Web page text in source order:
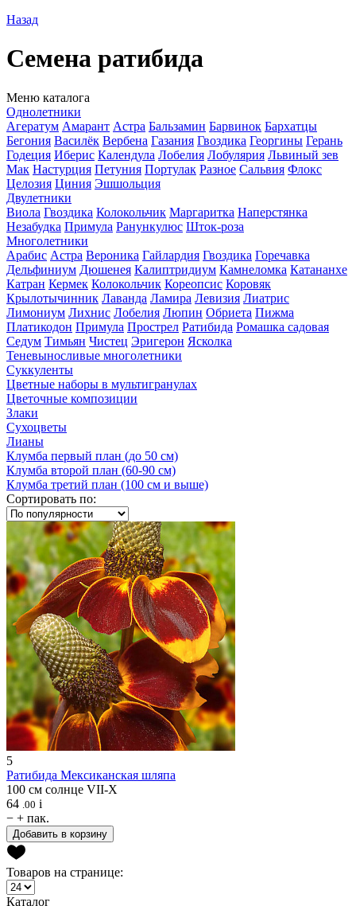
Назад
Семена ратибида
Меню каталога
Однолетники
Агератум Амарант Астра Бальзамин Барвинок Бархатцы
Бегония Василёк Вербена Газания Гвоздика Георгины Герань
Годеция Иберис Календула Лобелия Лобулярия Львиный зев
Мак Настурция Петуния Портулак Разное Сальвия Флокс
Целозия Циния Эшшольция
Двулетники
Виола Гвоздика Колокольчик Маргаритка Наперстянка
Незабудка Примула Ранункулюс Шток-роза
Многолетники
Арабис Астра Вероника Гайлардия Гвоздика Горечавка
Дельфиниум Дюшенея Калиптридиум Камнеломка Катананхе
Катран Кермек Колокольчик Кореопсис Коровяк
Крылотычинник Лаванда Ламира Левизия Лиатрис
Лимониум Лихнис Лобелия Люпин Обриета Пижма
Платикодон Примула Прострел Ратибида Ромашка садовая
Седум Тимьян Чистец Эригерон Ясколка
Теневыносливые многолетники
Суккуленты
Цветные наборы в мультигранулах
Цветочные композиции
Злаки
Сухоцветы
Лианы
Клумба первый план (до 50 см)
Клумба второй план (60-90 см)
Клумба третий план (100 см и выше)
Сортировать по:
5
Ратибида Мексиканская шляпа
100 см солнце VII-X
64 .00 i
− + пак.
Добавить в корзину
Товаров на странице:
Каталог